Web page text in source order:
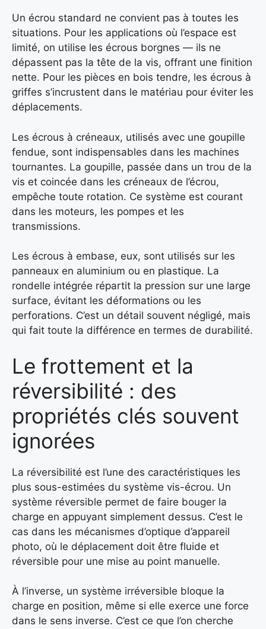
Un écrou standard ne convient pas à toutes les
situations. Pour les applications où l’espace est
limité, on utilise les écrous borgnes — ils ne
dépassent pas la tête de la vis, offrant une finition
nette. Pour les pièces en bois tendre, les écrous à
griffes s’incrustent dans le matériau pour éviter les
déplacements.
Les écrous à créneaux, utilisés avec une goupille
fendue, sont indispensables dans les machines
tournantes. La goupille, passée dans un trou de la
vis et coincée dans les créneaux de l’écrou,
empêche toute rotation. Ce système est courant
dans les moteurs, les pompes et les
transmissions.
Les écrous à embase, eux, sont utilisés sur les
panneaux en aluminium ou en plastique. La
rondelle intégrée répartit la pression sur une large
surface, évitant les déformations ou les
perforations. C’est un détail souvent négligé, mais
qui fait toute la différence en termes de durabilité.
Le frottement et la
réversibilité : des
propriétés clés souvent
ignorées
La réversibilité est l’une des caractéristiques les
plus sous-estimées du système vis-écrou. Un
système réversible permet de faire bouger la
charge en appuyant simplement dessus. C’est le
cas dans les mécanismes d’optique d’appareil
photo, où le déplacement doit être fluide et
réversible pour une mise au point manuelle.
À l’inverse, un système irréversible bloque la
charge en position, même si elle exerce une force
dans le sens inverse. C’est ce que l’on cherche